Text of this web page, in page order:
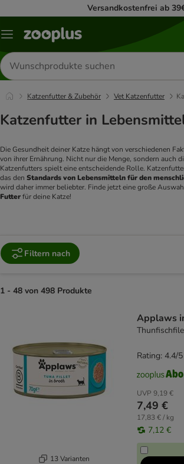
Versandkostenfrei ab
Menü
Produkte
suchen
Katzenfutter & Zubehör Vet Katzenfutter
Katzenfutter in
Die Gesundheit deiner Katze hängt von verschiedenen
von ihrer Ernährung. Nicht nur die Menge, sondern auch
Katzenfutters spielt eine entscheidende Rolle.
das den Standards von Lebensmitteln für den
wird daher immer beliebter. Finde jetzt eine große
Futter für deine Katze!
Filtern nach
1 - 48 von 498 Produkte
13 Varianten
Applaws
UVP 9,19 €
7,49 €
17,83 € / kg
7,12 €
Rating: 4.4/5